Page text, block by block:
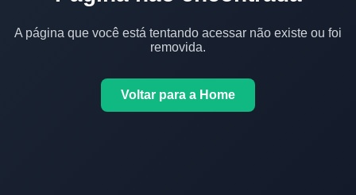
A página que você está tentando acessar não existe ou foi
removida.
Voltar para a Home